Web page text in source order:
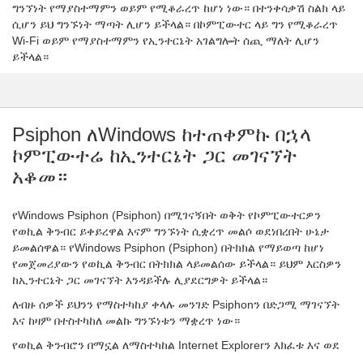
ግንኘነት የማያስተማምን ወይም የሚቆራረጥ ከሆነ ነው። በተንቀሳቃሽ ስልክ ላይ
ሲሆን ይህ ግንኙነት ማጣት ሊሆን ይችላል። በኮምፒውተር ላይ ግን የሚቆራረጥ
Wi-Fi ወይም የማያስተማምን የኢንተርኔት አገልግሎት ሰጪ ማለት ሊሆን
ይችላል።
Psiphon ለWindows ከተጠቀምኩ በኋላ
ኮምፒውተሬ ከኢንተርኔት ጋር መገናኘት
አቆመ።
የWindows Psiphon (Psiphon) በሚገናኝበት ወቅት የኮምፒውተርዎን
የወኪል ቅንብር ይቀይረዋል እናም ግንኙነት ሲቋረጥ መልሶ ወደነበረበት ሁኔታ
ይመልሰዋል። የWindows Psiphon (Psiphon) በትክክል የማይወጣ ከሆነ
የመጀመሪያውን የወኪል ቅንብር በትክክል ላይመልሰው ይችላል። ይህም እርስዎን
ከኢንተርኔት ጋር መገናኘት እንዳይችሉ ሊያደርግዎት ይችላል።
ለብዙ ሰዎች ይህንን የማስተካከያ ቀላሉ መንገድ Psiphonን በድጋሚ ማገናኘት
እና ከዛም በተስተካከለ መልኩ ግንኙነቱን ማቋረጥ ነው።
የወኪል ቅንብሮን በማኗል ለማስተካከል Internet Explorerን እክፈቱ እና ወደ